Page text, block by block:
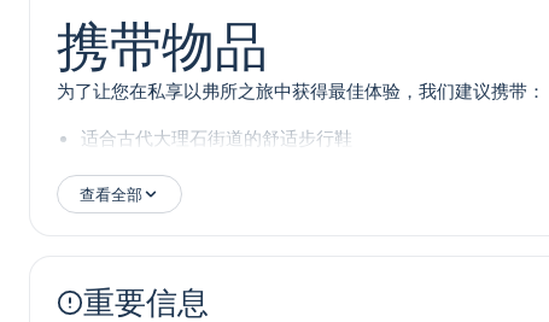
携带物品
为了让您在私享以弗所之旅中获得最佳体验，我们建议携带：
适合古代大理石街道的舒适步行鞋
太阳镜和防晒霜，尤其是在夏季
一顶帽子或鸭舌帽用于防晒
相机或智能手机，用于拍摄难忘照片
查看全部
重要信息